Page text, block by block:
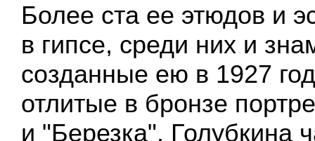
Более ста ее этюдов и
в гипсе, среди них и
созданные ею в 1927
отлитые в бронзе
и "Березка". Голубкина